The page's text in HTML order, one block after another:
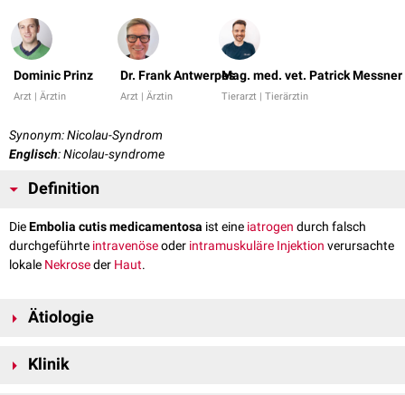
Dominic Prinz
Arzt | Ärztin
Dr. Frank Antwerpes
Arzt | Ärztin
Mag. med. vet. Patrick Messner
Tierarzt | Tierärztin
Synonym: Nicolau-Syndrom
Englisch: Nicolau-syndrome
Definition
DieEmbolia cutis medicamentosa ist eine iatrogen durch falsch
durchgeführte intravenöseoder intramuskuläre Injektion verursachte
lokale Nekroseder Haut.
Ätiologie
kristalloiden Injektionslösungen (z.B.
Klinik